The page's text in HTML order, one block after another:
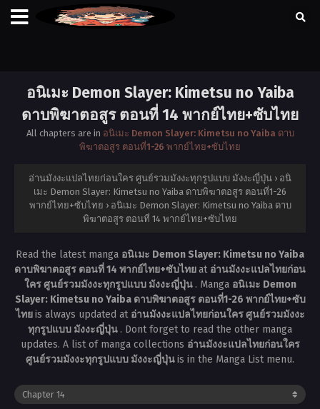
อนิเมะ Demon Slayer: Kimetsu no Yaiba
ดาบพิฆาตอสูร ตอนที่ 14 พากย์ไทย+ซับไทย
All chapters are in อนิเมะ Demon Slayer: Kimetsu no Yaiba ดาบ
พิฆาตอสูร ตอนที่1-26 พากย์ไทย+ซับไทย
อ่านมังงะแปลไทยก่อนใคร ศูนย์รวมมังงะทุกรูปแบบ มังงะญี่ปุ่น › อนิ
เมะ Demon Slayer: Kimetsu no Yaiba ดาบพิฆาตอสูร ตอนที่1-26
พากย์ไทย+ซับไทย › อนิเมะ Demon Slayer: Kimetsu no Yaiba ดาบ
พิฆาตอสูร ตอนที่ 14 พากย์ไทย+ซับไทย
Read the latest manga อนิเมะ Demon Slayer: Kimetsu no Yaiba
ดาบพิฆาตอสูร ตอนที่ 14 พากย์ไทย+ซับไทยat อ่านมังงะแปลไทยก่อน
ใคร ศูนย์รวมมังงะทุกรูปแบบ มังงะญี่ปุ่น . Manga อนิเมะ Demon
Slayer: Kimetsu no Yaiba ดาบพิฆาตอสูร ตอนที่1-26 พากย์ไทย+ซับ
ไทยis always updated at อ่านมังงะแปลไทยก่อนใคร ศูนย์รวมมังงะ
ทุกรูปแบบ มังงะญี่ปุ่น . Dont forget to read the other manga
updates. A list of manga collections อ่านมังงะแปลไทยก่อนใคร
ศูนย์รวมมังงะทุกรูปแบบ มังงะญี่ปุ่นis in the Manga List menu.